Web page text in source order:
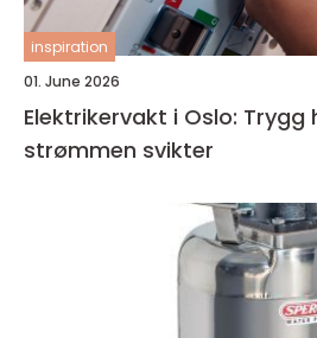
inspiration
01. June 2026
Elektrikervakt i Oslo: Trygg
strømmen svikter